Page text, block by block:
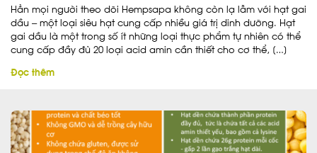
Hẳn mọi người theo dõi Hempsapa không còn lạ lẫm với hạt gai
dầu – một loại siêu hạt cung cấp nhiều giá trị dinh dưỡng. Hạt
gai dầu là một trong số ít những loại thực phẩm tự nhiên có thể
cung cấp đầy đủ 20 loại acid amin cần thiết cho cơ thể, […]
Đọc thêm